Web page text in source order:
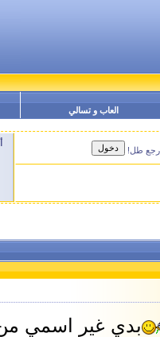
العاب و تسالي
طل!
بدي غير اسمي